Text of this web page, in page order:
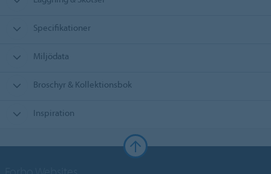
Specifikationer
Miljödata
Broschyr & Kollektionsbok
Inspiration